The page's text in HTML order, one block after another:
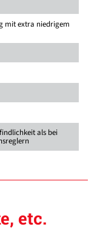
mit extra niedrigem
als bei
etc.